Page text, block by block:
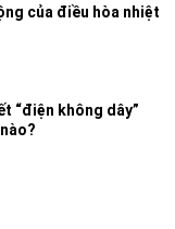
của điều hòa nhiệt
“điện không dây”